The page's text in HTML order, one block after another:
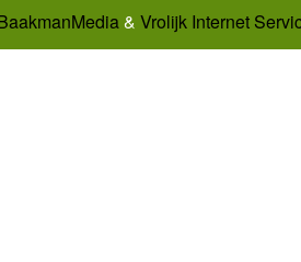
& Vrolijk Internet